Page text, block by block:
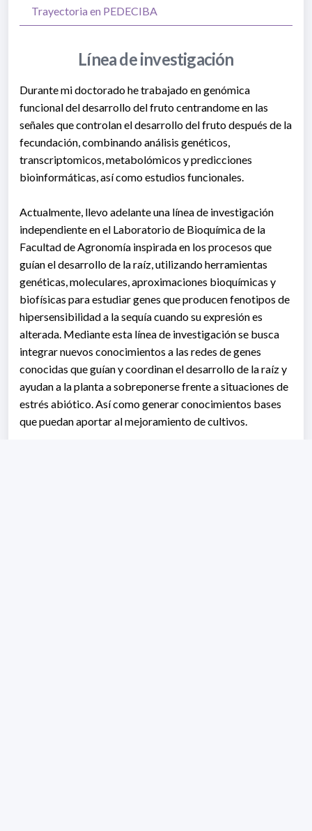
Trayectoria en PEDECIBA
Línea de investigación
Durante mi doctorado he trabajado en genómica
funcional del desarrollo del fruto centrandome en las
señales que controlan el desarrollo del fruto después de la
fecundación, combinando análisis genéticos,
transcriptomicos, metabolómicos y predicciones
bioinformáticas, así como estudios funcionales.
Actualmente, llevo adelante una línea de investigación
independiente en el Laboratorio de Bioquímica de la
Facultad de Agronomía inspirada en los procesos que
guían el desarrollo de la raíz, utilizando herramientas
genéticas, moleculares, aproximaciones bioquímicas y
biofísicas para estudiar genes que producen fenotipos de
hipersensibilidad a la sequía cuando su expresión es
alterada. Mediante esta línea de investigación se busca
integrar nuevos conocimientos a las redes de genes
conocidas que guían y coordinan el desarrollo de la raíz y
ayudan a la planta a sobreponerse frente a situaciones de
estrés abiótico. Así como generar conocimientos bases
que puedan aportar al mejoramiento de cultivos.